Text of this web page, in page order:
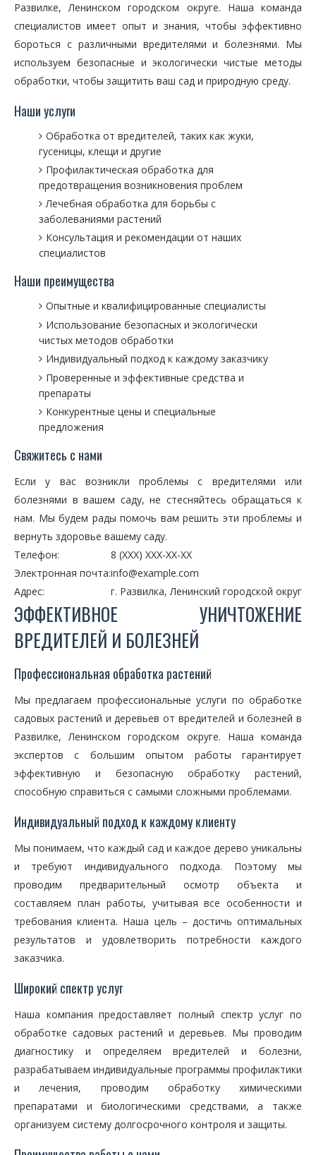
Развилке, Ленинском городском округе. Наша команда
специалистов имеет опыт и знания, чтобы эффективно
бороться с различными вредителями и болезнями. Мы
используем безопасные и экологически чистые методы
обработки, чтобы защитить ваш сад и природную среду.
Наши услуги
Обработка от вредителей, таких как жуки,
гусеницы, клещи и другие
Профилактическая обработка для
предотвращения возникновения проблем
Лечебная обработка для борьбы с
заболеваниями растений
Консультация и рекомендации от наших
специалистов
Наши преимущества
Опытные и квалифицированные специалисты
Использование безопасных и экологически
чистых методов обработки
Индивидуальный подход к каждому заказчику
Проверенные и эффективные средства и
препараты
Конкурентные цены и специальные
предложения
Свяжитесь с нами
Если у вас возникли проблемы с вредителями или
болезнями в вашем саду, не стесняйтесь обращаться к
нам. Мы будем рады помочь вам решить эти проблемы и
вернуть здоровье вашему саду.
Телефон:
8 (XXX) XXX-XX-XX
Электронная почта:info@example.com
Адрес:
г. Развилка, Ленинский городской округ
ЭФФЕКТИВНОЕ УНИЧТОЖЕНИЕ
ВРЕДИТЕЛЕЙ И БОЛЕЗНЕЙ
Профессиональная обработка растений
Мы предлагаем профессиональные услуги по обработке
садовых растений и деревьев от вредителей и болезней в
Развилке, Ленинском городском округе. Наша команда
экспертов с большим опытом работы гарантирует
эффективную и безопасную обработку растений,
способную справиться с самыми сложными проблемами.
Индивидуальный подход к каждому клиенту
Мы понимаем, что каждый сад и каждое дерево уникальны
и требуют индивидуального подхода. Поэтому мы
проводим предварительный осмотр объекта и
составляем план работы, учитывая все особенности и
требования клиента. Наша цель – достичь оптимальных
результатов и удовлетворить потребности каждого
заказчика.
Широкий спектр услуг
Наша компания предоставляет полный спектр услуг по
обработке садовых растений и деревьев. Мы проводим
диагностику и определяем вредителей и болезни,
разрабатываем индивидуальные программы профилактики
и лечения, проводим обработку химическими
препаратами и биологическими средствами, а также
организуем систему долгосрочного контроля и защиты.